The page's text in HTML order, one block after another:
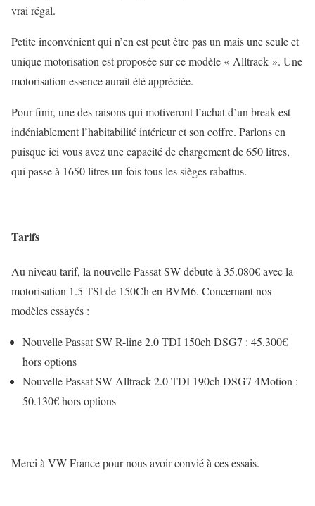
vrai régal.
Petite inconvénient qui n’en est peut être pas un mais une seule et
unique motorisation est proposée sur ce modèle « Alltrack ». Une
motorisation essence aurait été appréciée.
Pour finir, une des raisons qui motiveront l’achat d’un break est
indéniablement l’habitabilité intérieur et son coffre. Parlons en
puisque ici vous avez une capacité de chargement de 650 litres,
qui passe à 1650 litres un fois tous les sièges rabattus.
Tarifs
Au niveau tarif, la nouvelle Passat SW débute à 35.080€ avec la
motorisation 1.5 TSI de 150Ch en BVM6. Concernant nos
modèles essayés :
Nouvelle Passat SW R-line 2.0 TDI 150ch DSG7 : 45.300€
hors options
Nouvelle Passat SW Alltrack 2.0 TDI 190ch DSG7 4Motion :
50.130€ hors options
Merci à VW France pour nous avoir convié à ces essais.